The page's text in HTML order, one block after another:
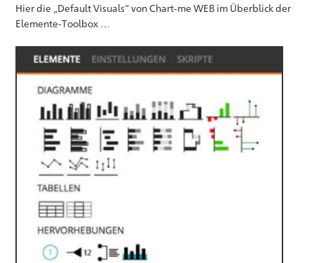
Hier die „Default Visuals“ von Chart-me WEB im Überblick der
Elemente-Toolbox …